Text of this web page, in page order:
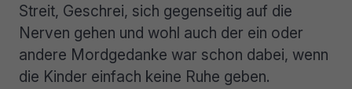
Streit, Geschrei, sich gegenseitig auf die
Nerven gehen und wohl auch der ein oder
andere Mordgedanke war schon dabei, wenn
die Kinder einfach keine Ruhe geben.